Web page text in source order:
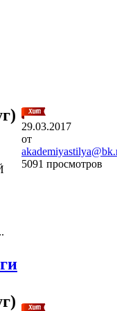
29.03.2017
от
5091 просмотров